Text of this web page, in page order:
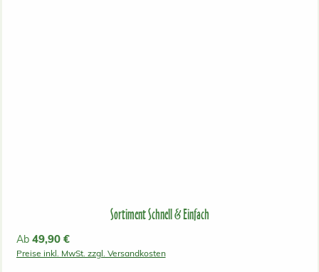
Sortiment Schnell & Einfach
Regulärer Preis:
Ab 49,90 €
Preise inkl. MwSt. zzgl. Versandkosten